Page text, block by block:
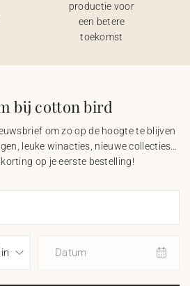
productie voor
een betere
toekomst
bij cotton bird
om zo op de hoogte te blijven
leuke winacties, nieuwe collecties…
op je eerste bestelling!
Datum